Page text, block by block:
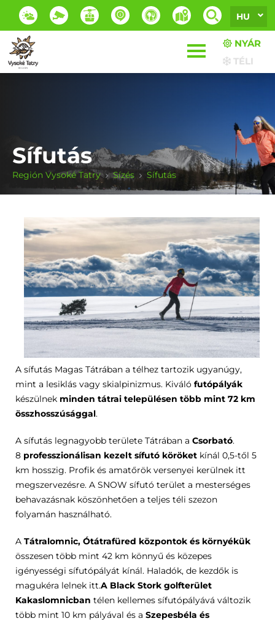
HU
NYÁR
TÉLI
Sífutás
Región Vysoké Tatry Sízés Sífutás
A sífutás Magas Tátrában a télhez tartozik ugyanúgy,
mint a lesiklás vagy skialpinizmus. Kiváló futópályák
készülnek minden tátrai településen több mint 72 km
összhosszúsággal.
A sífutás legnagyobb területe Tátrában a Csorbató.
8professzionálisan kezelt sífutó köröket kínál 0,5-től 5
km hosszig. Profik és amatőrök versenyei kerülnek itt
megszervezésre. A SNOW sífutó terület a mesterséges
behavazásnak köszönhetően a teljes téli szezon
folyamán használható.
A Tátralomnic, Ótátrafüred központok és környékük
összesen több mint 42 km könnyű és közepes
igényességi sífutópályát kínál. Haladók, de kezdők is
magukéra lelnek itt.A Black Stork golfterület
Kakaslomnicban télen kellemes sífutópályává változik
több mint 10 km pályával és a Szepesbéla és